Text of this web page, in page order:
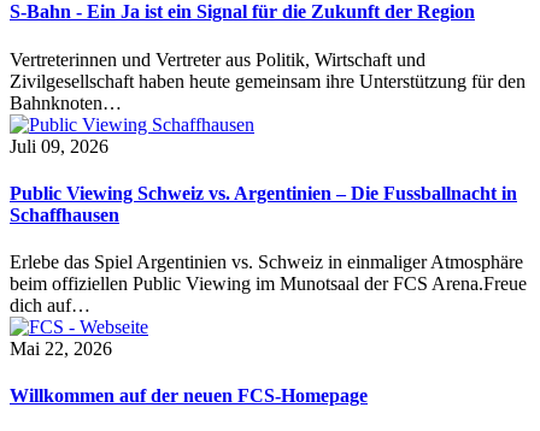
S-Bahn - Ein Ja ist ein Signal für die Zukunft der Region
Vertreterinnen und Vertreter aus Politik, Wirtschaft und
Zivilgesellschaft haben heute gemeinsam ihre Unterstützung für den
Bahnknoten…
Juli 09, 2026
Public Viewing Schweiz vs. Argentinien – Die Fussballnacht in
Schaffhausen
Erlebe das Spiel Argentinien vs. Schweiz in einmaliger Atmosphäre
beim offiziellen Public Viewing im Munotsaal der FCS Arena.Freue
dich auf…
Mai 22, 2026
Willkommen auf der neuen FCS-Homepage